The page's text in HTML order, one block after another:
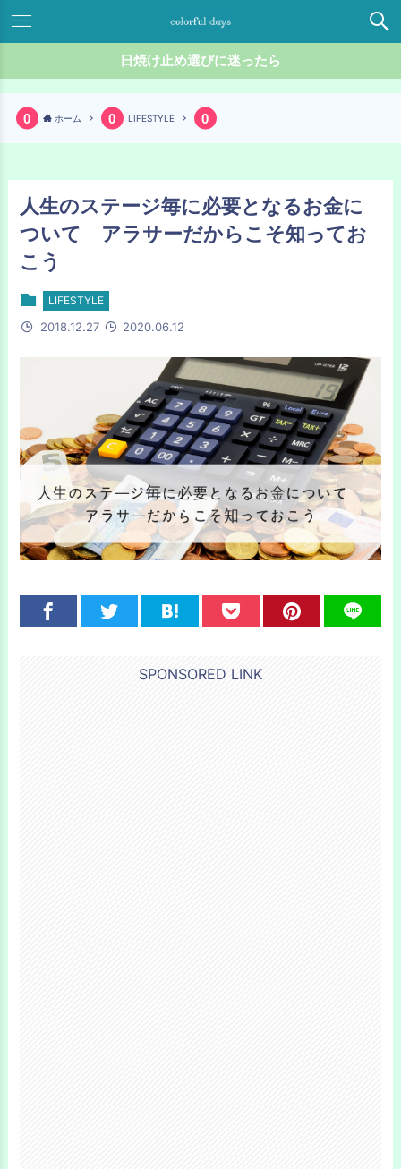
日焼け止め選びに迷ったら
ホーム LIFESTYLE
人生のステージ毎に必要となるお金に
ついて アラサーだからこそ知ってお
こう
LIFESTYLE
2018.12.27 2020.06.12
SPONSORED LINK